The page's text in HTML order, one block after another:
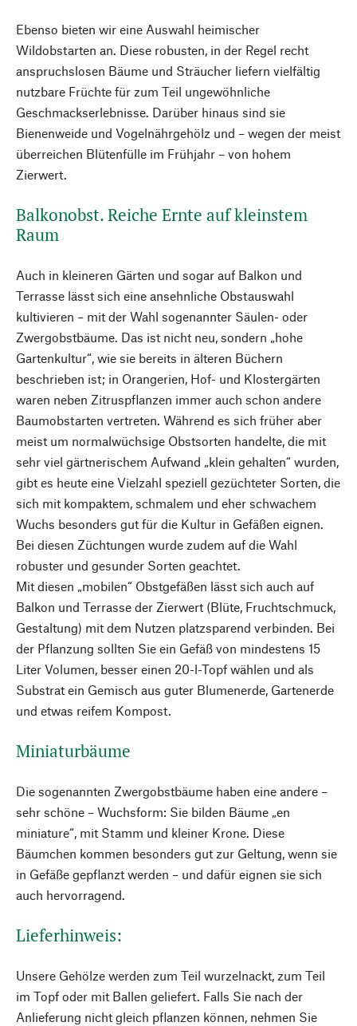
Ebenso bieten wir eine Auswahl heimischer
Wildobstarten an. Diese robusten, in der Regel recht
anspruchslosen Bäume und Sträucher liefern vielfältig
nutzbare Früchte für zum Teil ungewöhnliche
Geschmackserlebnisse. Darüber hinaus sind sie
Bienenweide und Vogelnährgehölz und – wegen der meist
überreichen Blütenfülle im Frühjahr – von hohem
Zierwert.
Balkonobst. Reiche Ernte auf kleinstem
Raum
Auch in kleineren Gärten und sogar auf Balkon und
Terrasse lässt sich eine ansehnliche Obstauswahl
kultivieren – mit der Wahl sogenannter Säulen- oder
Zwergobstbäume. Das ist nicht neu, sondern „hohe
Gartenkultur“, wie sie bereits in älteren Büchern
beschrieben ist; in Orangerien, Hof- und Klostergärten
waren neben Zitruspflanzen immer auch schon andere
Baumobstarten vertreten. Während es sich früher aber
meist um normalwüchsige Obstsorten handelte, die mit
sehr viel gärtnerischem Aufwand „klein gehalten“ wurden,
gibt es heute eine Vielzahl speziell gezüchteter Sorten, die
sich mit kompaktem, schmalem und eher schwachem
Wuchs besonders gut für die Kultur in Gefäßen eignen.
Bei diesen Züchtungen wurde zudem auf die Wahl
robuster und gesunder Sorten geachtet.
Mit diesen „mobilen“ Obstgefäßen lässt sich auch auf
Balkon und Terrasse der Zierwert (Blüte, Fruchtschmuck,
Gestaltung) mit dem Nutzen platzsparend verbinden. Bei
der Pflanzung sollten Sie ein Gefäß von mindestens 15
Liter Volumen, besser einen 20-l-Topf wählen und als
Substrat ein Gemisch aus guter Blumenerde, Gartenerde
und etwas reifem Kompost.
Miniaturbäume
Die sogenannten Zwergobstbäume haben eine andere –
sehr schöne – Wuchsform: Sie bilden Bäume „en
miniature“, mit Stamm und kleiner Krone. Diese
Bäumchen kommen besonders gut zur Geltung, wenn sie
in Gefäße gepflanzt werden – und dafür eignen sie sich
auch hervorragend.
Lieferhinweis:
Unsere Gehölze werden zum Teil wurzelnackt, zum Teil
im Topf oder mit Ballen geliefert. Falls Sie nach der
Anlieferung nicht gleich pflanzen können, nehmen Sie